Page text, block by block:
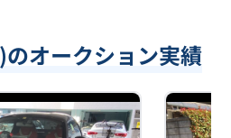
オークション実績